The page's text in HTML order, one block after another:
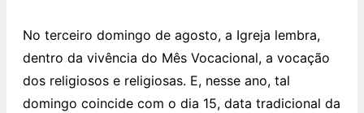
No terceiro domingo de agosto, a Igreja lembra,
dentro da vivência do Mês Vocacional, a vocação
dos religiosos e religiosas. E, nesse ano, tal
domingo coincide com o dia 15, data tradicional da